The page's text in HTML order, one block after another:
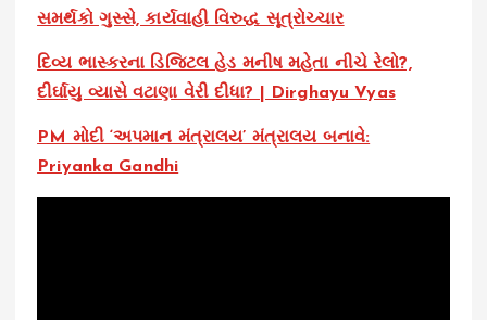
સમર્થકો ગુસ્સે, કાર્યવાહી વિરુદ્ધ સૂત્રોચ્ચાર
દિવ્ય ભાસ્કરના ડિજિટલ હેડ મનીષ મહેતા નીચે રેલો?,
દીર્ઘાયુ વ્યાસે વટાણા વેરી દીધા? | Dirghayu Vyas
PM મોદી ‘અપમાન મંત્રાલય’ મંત્રાલય બનાવે:
Priyanka Gandhi